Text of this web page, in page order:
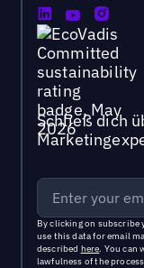
Schließ dich
By clicking on subscribe
use this data for email
described here. You can
lawfulness of the